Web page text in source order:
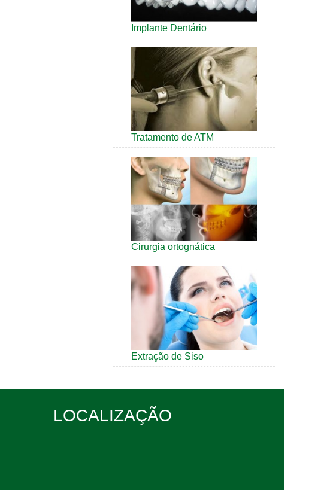
Implante Dentário
Tratamento de ATM
Cirurgia ortognática
Extração de Siso
LOCALIZAÇÃO